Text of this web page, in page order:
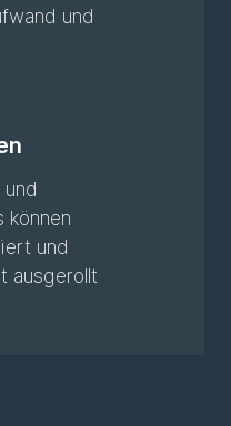
und
können
und
ausgerollt